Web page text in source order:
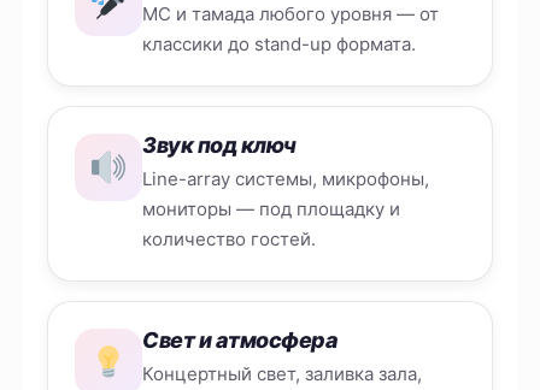
MC и тамада любого уровня — от
классики до stand-up формата.
Звук под ключ
Line-array системы, микрофоны,
мониторы — под площадку и
количество гостей.
Свет и атмосфера
Концертный свет, заливка зала,